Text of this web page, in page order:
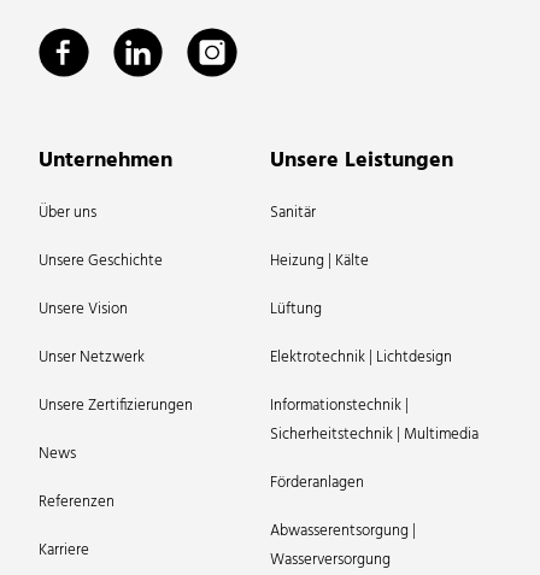
Unternehmen
Über uns
Unsere Geschichte
Unsere Vision
Unser Netzwerk
Unsere Zertifizierungen
News
Referenzen
Karriere
Unsere Leistungen
Sanitär
Heizung | Kälte
Lüftung
Elektrotechnik | Lichtdesign
Informationstechnik |
Sicherheitstechnik | Multimedia
Förderanlagen
Abwasserentsorgung |
Wasserversorgung